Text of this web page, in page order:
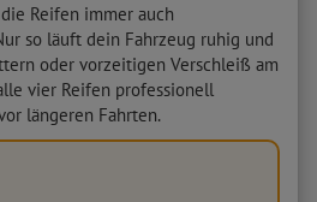
Reifen immer auch
so läuft dein Fahrzeug ruhig und
oder vorzeitigen Verschleiß am
vier Reifen professionell
längeren Fahrten.